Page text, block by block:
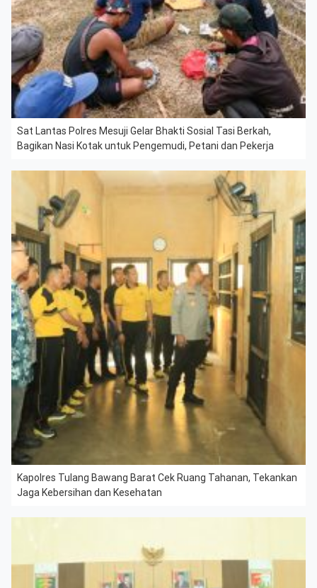
Sat Lantas Polres Mesuji Gelar Bhakti Sosial Tasi Berkah,
Bagikan Nasi Kotak untuk Pengemudi, Petani dan Pekerja
Kapolres Tulang Bawang Barat Cek Ruang Tahanan, Tekankan
Jaga Kebersihan dan Kesehatan